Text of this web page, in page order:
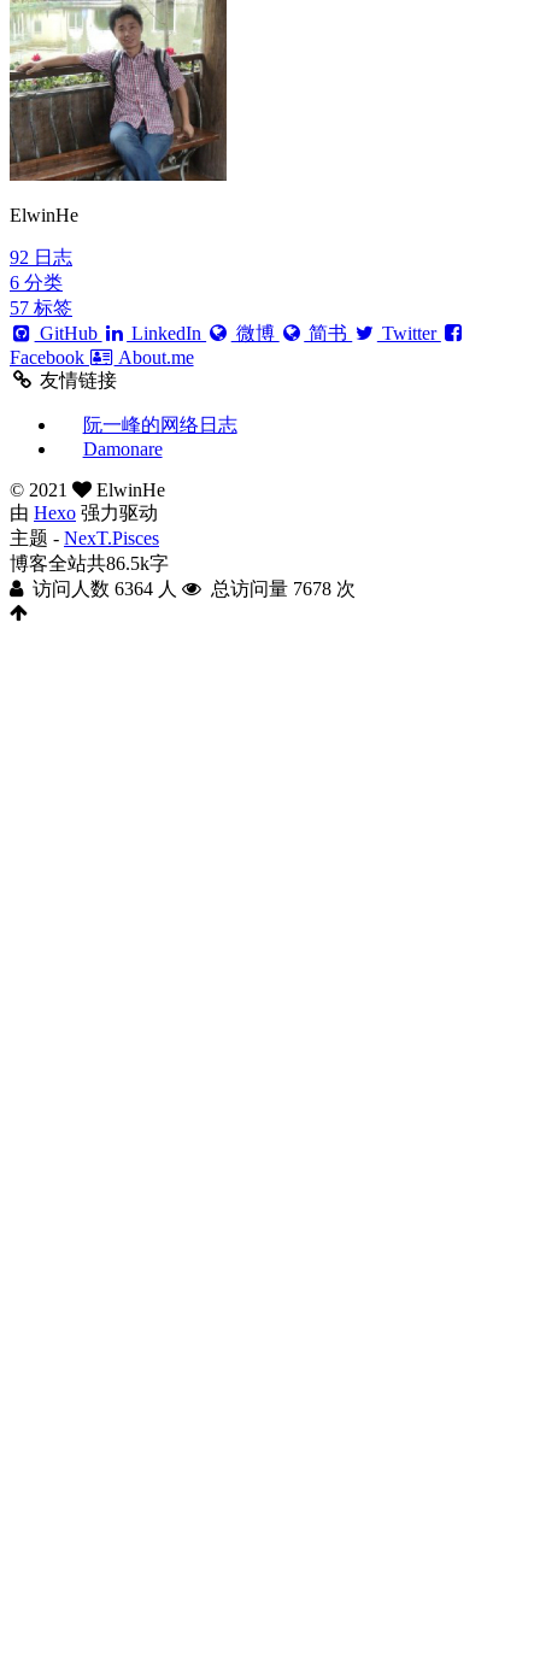
ElwinHe
92 日志
6 分类
57 标签
GitHub
LinkedIn 微博 简书
Twitter
Facebook
About.me
友情链接
阮一峰的网络日志
Damonare
© 2021
ElwinHe
由 Hexo 强力驱动
主题 - NexT.Pisces
博客全站共86.5k字
访问人数 6364 人 总访问量 7678 次